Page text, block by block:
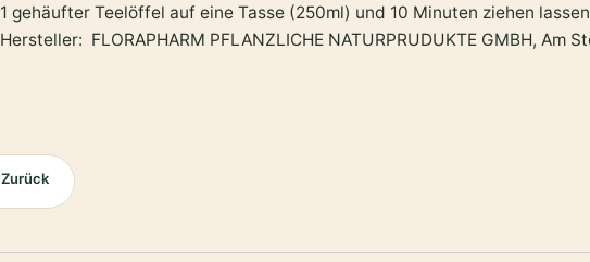
1 gehäufter Teelöffel auf eine Tasse (250ml) und 10 Minuten ziehen
Hersteller: FLORAPHARM PFLANZLICHE NATURPRUDUKTE GMBH, Am
Zurück